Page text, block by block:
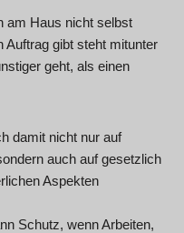
am Haus nicht selbst
Auftrag gibt steht mitunter
geht, als einen
damit nicht nur auf
auch auf gesetzlich
Aspekten
Schutz, wenn Arbeiten,